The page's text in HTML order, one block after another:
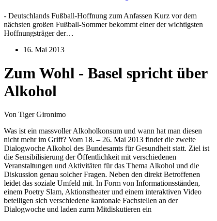
- Deutschlands Fußball-Hoffnung zum Anfassen Kurz vor dem
nächsten großen Fußball-Sommer bekommt einer der wichtigsten
Hoffnungsträger der…
16. Mai 2013
Zum Wohl - Basel spricht über
Alkohol
Von Tiger Gironimo
Was ist ein massvoller Alkoholkonsum und wann hat man diesen
nicht mehr im Griff? Vom 18. – 26. Mai 2013 findet die zweite
Dialogwoche Alkohol des Bundesamts für Gesundheit statt. Ziel ist
die Sensibilisierung der Öffentlichkeit mit verschiedenen
Veranstaltungen und Aktivitäten für das Thema Alkohol und die
Diskussion genau solcher Fragen. Neben den direkt Betroffenen
leidet das soziale Umfeld mit. In Form von Informationsständen,
einem Poetry Slam, Aktionstheater und einem interaktiven Video
beteiligen sich verschiedene kantonale Fachstellen an der
Dialogwoche und laden zurm Mitdiskutieren ein